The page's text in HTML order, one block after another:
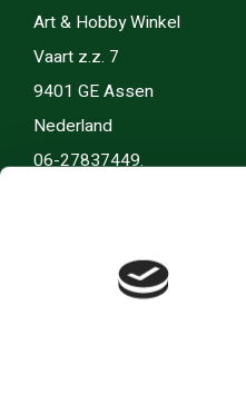
Art & Hobby Winkel
Vaart z.z. 7
9401 GE Assen
Nederland
06-27837449.